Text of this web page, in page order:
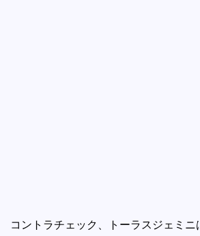
コントラチェック、トーラスジェミ